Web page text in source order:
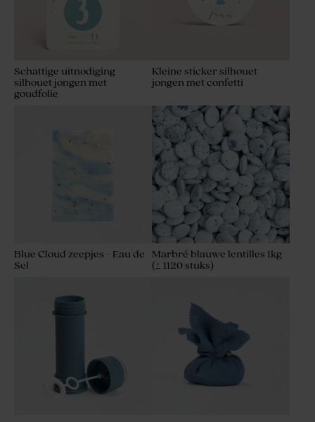
Schattige uitnodiging
silhouet jongen met
goudfolie
Kleine sticker silhouet
jongen met confetti
Blue Cloud zeepjes - Eau de
Sel
Marbré blauwe lentilles 1kg
(± 1120 stuks)